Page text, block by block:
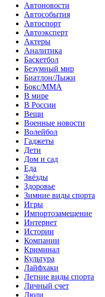
Автоновости
Автособытия
Автоспорт
Автоэксперт
Актеры
Аналитика
Баскетбол
Безумный мир
Биатлон/Лыжи
Бокс/MMA
В мире
В России
Вещи
Военные новости
Волейбол
Гаджеты
Дети
Дом и сад
Еда
Звёзды
Здоровье
Зимние виды спорта
Игры
Импортозамещение
Интернет
Истории
Компании
Криминал
Культура
Лайфхаки
Летние виды спорта
Личный счет
Люди